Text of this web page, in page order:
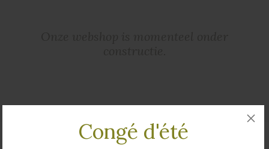
Congé d'été